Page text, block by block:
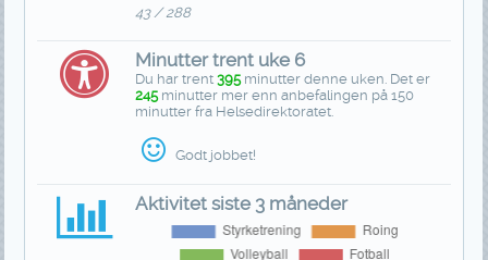
43 / 288
Minutter trent uke 6
Du har trent395minutter denne uken. Det er
245minutter mer enn anbefalingen på 150
minutter fra Helsedirektoratet.
Godt jobbet!
Aktivitet siste 3 måneder